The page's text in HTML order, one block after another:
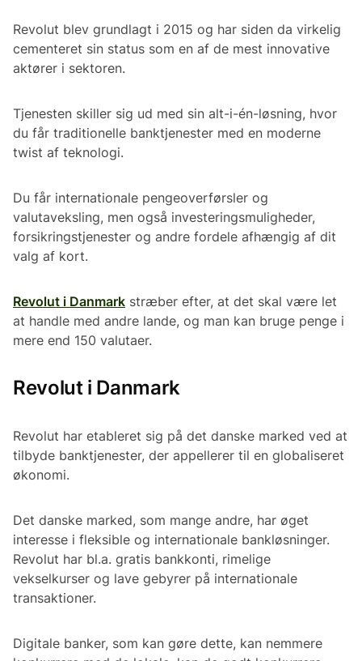
Revolut blev grundlagt i 2015 og har siden da virkelig
cementeret sin status som en af de mest innovative
aktører i sektoren.
Tjenesten skiller sig ud med sin alt-i-én-løsning, hvor
du får traditionelle banktjenester med en moderne
twist af teknologi.
Du får internationale pengeoverførsler og
valutaveksling, men også investeringsmuligheder,
forsikringstjenester og andre fordele afhængig af dit
valg af kort.
Revolut i Danmark stræber efter, at det skal være let
at handle med andre lande, og man kan bruge penge i
mere end 150 valutaer.
Revolut i Danmark
Revolut har etableret sig på det danske marked ved at
tilbyde banktjenester, der appellerer til en globaliseret
økonomi.
Det danske marked, som mange andre, har øget
interesse i fleksible og internationale bankløsninger.
Revolut har bl.a. gratis bankkonti, rimelige
vekselkurser og lave gebyrer på internationale
transaktioner.
Digitale banker, som kan gøre dette, kan nemmere